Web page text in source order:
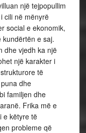
një tejpopullim
cili në mënyrë
social e ekonomik,
kundërtën e saj.
dhe vjedh ka një
një karakter i
të
dhe
familjen dhe
Frika më e
e këtyre të
probleme që